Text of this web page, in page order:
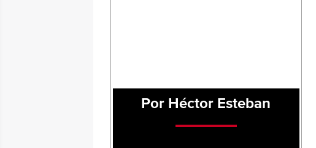
Por Héctor Esteban